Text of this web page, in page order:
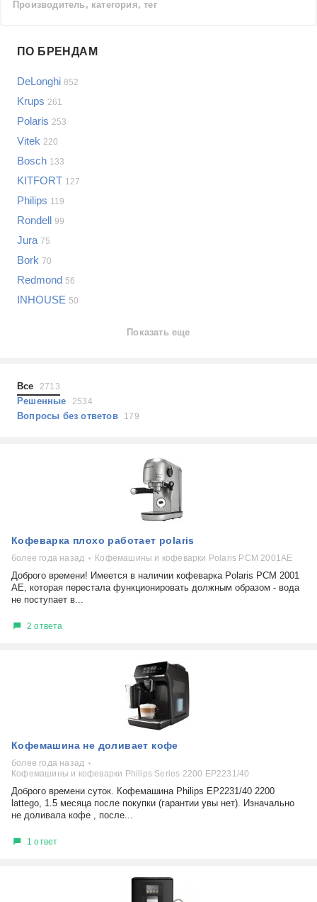
Производитель, категория, тег
Samsung
LG
Sony
Bosch
Asus
Lenovo
Apple
Indesit
JBL
Показать еще
Проблемы по категориям
Сотовые телефоны
Планшеты
Наушники
Выберите...
не включается
самопроизвольное выключение
выдает ошибку
плохо работает
решение проблемы
ПО БРЕНДАМ
DeLonghi 852
Krups 261
Polaris 253
Vitek 220
Bosch 133
KITFORT 127
Philips 119
Rondell 99
Jura 75
Bork 70
Redmond 56
INHOUSE 50
Показать еще
Все 2713
Решенные 2534
Вопросы без ответов 179
Кофеварка плохо работает polaris
более года назад Кофемашины и кофеварки Polaris PCM 2001AE
Доброго времени! Имеется в наличии кофеварка Polaris PCM 2001
AE, которая перестала функционировать должным образом - вода
не поступает в...
2 ответа
Кофемашина не доливает кофе
более года назад
Кофемашины и кофеварки Philips Series 2200 EP2231/40
Доброго времени суток. Кофемашина Philips EP2231/40 2200
lattego, 1.5 месяца после покупки (гарантии увы нет). Изначально
не доливала кофе , после...
1 ответ